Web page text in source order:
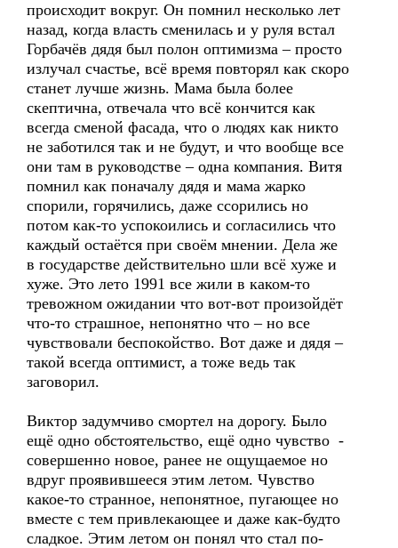
происходит вокруг. Он помнил несколько лет
назад, когда власть сменилась и у руля встал
Горбачёв дядя был полон оптимизма – просто
излучал счастье, всё время повторял как скоро
станет лучше жизнь. Мама была более
скептична, отвечала что всё кончится как
всегда сменой фасада, что о людях как никто
не заботился так и не будут, и что вообще все
они там в руководстве – одна компания. Витя
помнил как поначалу дядя и мама жарко
спорили, горячились, даже ссорились но
потом как-то успокоились и согласились что
каждый остаётся при своём мнении. Дела же
в государстве действительно шли всё хуже и
хуже. Это лето 1991 все жили в каком-то
тревожном ожидании что вот-вот произойдёт
что-то страшное, непонятно что – но все
чувствовали беспокойство. Вот даже и дядя –
такой всегда оптимист, а тоже ведь так
заговорил.
Виктор задумчиво смортел на дорогу. Было
ещё одно обстоятельство, ещё одно чувство -
совершенно новое, ранее не ощущаемое но
вдруг проявившееся этим летом. Чувство
какое-то странное, непонятное, пугающее но
вместе с тем привлекающее и даже как-будто
сладкое. Этим летом он понял что стал по-